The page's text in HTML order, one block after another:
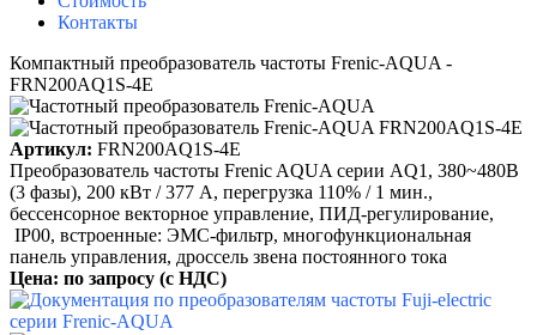
Контакты
Компактный преобразователь частоты Frenic-AQUA -
FRN200AQ1S-4E
Артикул: FRN200AQ1S-4E
Преобразователь частоты Frenic AQUA серии AQ1, 380~480B
(3 фазы), 200 кВт / 377 A, перегрузка 110% / 1 мин.,
бессенсорное векторное управление, ПИД-регулирование,
IP00, встроенные: ЭМС-фильтр, многофункциональная
панель управления, дроссель звена постоянного тока
Цена: по запросу (с НДС)